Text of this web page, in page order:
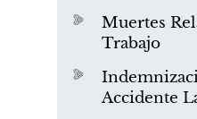
Muertes
Trabajo
Accidente